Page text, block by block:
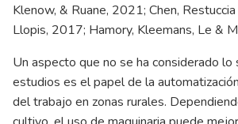
Klenow, & Ruane, 2021; Chen,
Llopis, 2017; Hamory, Kleemans, Le &
Un aspecto que no se ha considerado
estudios es el papel de la
del trabajo en zonas rurales.